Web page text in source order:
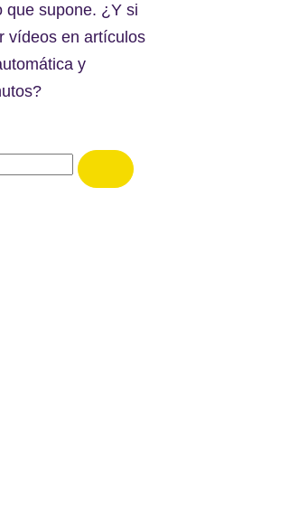
que supone. ¿Y si
vídeos en artículos
y